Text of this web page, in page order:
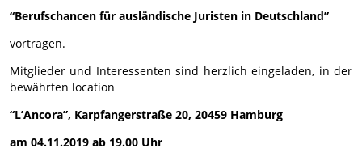
“Berufschancen für ausländische Juristen in Deutschland”
vortragen.
Mitglieder und Interessenten sind herzlich eingeladen, in der
bewährten location
“L’Ancora”, Karpfangerstraße 20, 20459 Hamburg
am 04.11.2019 ab 19.00 Uhr